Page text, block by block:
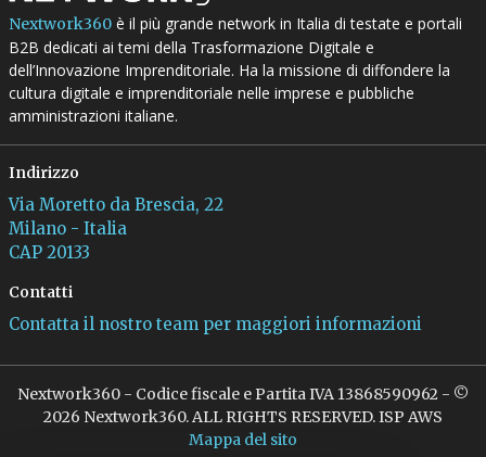
Nextwork360è il più grande network in Italia di testate e portali
B2B dedicati ai temi della Trasformazione Digitale e
dell’Innovazione Imprenditoriale. Ha la missione di diffondere la
cultura digitale e imprenditoriale nelle imprese e pubbliche
amministrazioni italiane.
Indirizzo
Via Moretto da Brescia, 22
Milano - Italia
CAP 20133
Contatti
Contatta il nostro team per maggiori informazioni
Nextwork360 - Codice fiscale e Partita IVA 13868590962 - ©
2026 Nextwork360. ALL RIGHTS RESERVED. ISP AWS
Mappa del sito